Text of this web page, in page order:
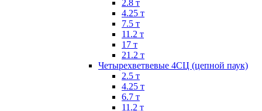
2.8 т
4.25 т
7.5 т
11.2 т
17 т
21.2 т
Четырехветвевые 4СЦ (цепной паук)
2.5 т
4.25 т
6.7 т
11.2 т